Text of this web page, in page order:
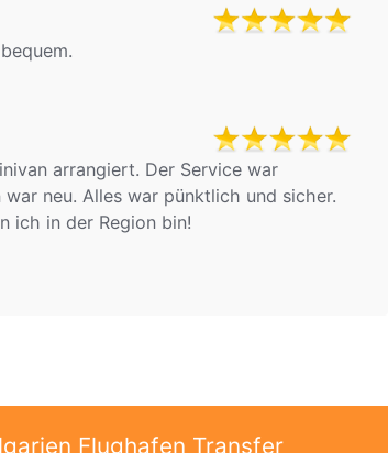
arrangiert. Der Service war
neu. Alles war pünktlich und sicher.
ich in der Region bin!
Flughafen Transfer